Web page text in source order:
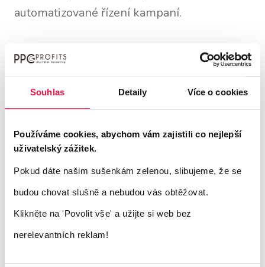
Souhlas Detaily Více o cookies
Používáme cookies, abychom vám zajistili co nejlepší
uživatelský zážitek.
Pokud dáte našim sušenkám zelenou, slibujeme, že se
budou chovat slušně a nebudou vás obtěžovat.
Klikněte na 'Povolit vše' a užijte si web bez
nerelevantních reklam!
automatizované řízení kampaní.
Automatizace a riziko
poškození značky
toho, že schovává reporty reklamního
systému Performance Max v "černé
skříňce". Nikdo nevěděl a neměl možnost
pochopit, odkud v rámci PMax přichází
návštěvnost. Po mnoha stížnostech Google